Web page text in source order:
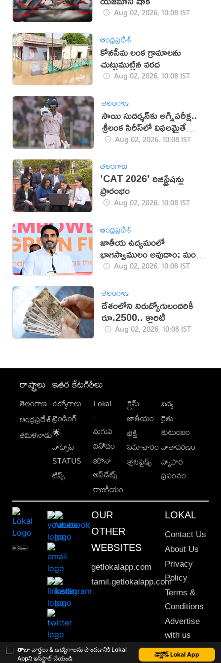
తాజా వార్తలు & ఉద్యోగాలను పొందడానికి Lokal
Appని ఇన్‌స్టాల్ చేయండి
డౌన్లోడ్ Lokal App
Aug 02, 2026, 10:08 IST
ఆంధ్రప్రదేశ్
కోనసీమ లంక గ్రామాలను
చుట్టుముట్టిన వరద
Aug 02, 2026, 10:08 IST
తెలంగాణ
సాయి సుదర్శన్‌కు అగ్నిపరీక్ష..
శ్రీలంక సిరీస్‌లో విఫలమైతే
కష్టమే!Aug 02, 2026, 10:08 IST
తెలంగాణ
’CAT 2026’ రిజిస్ట్రేషన్లు
ప్రారంభం
Aug 02, 2026, 10:08 IST
ఆంధ్రప్రదేశ్
జాతీయ ఉద్యమంలో
భాగస్వాములం అవుదాం: మంత్రి
లోకేశ్Aug 02, 2026, 10:08 IST
తెలంగాణ
దేశంలోని నిరుద్యోగులందరికీ
రూ.2500.. క్లారిటీ
Aug 02, 2026, 10:08 IST
రాష్ట్రాలు
తెలంగాణ
ఆంధ్రప్రదేశ్
తమిళనాడు
ఇతర కేటగిరీలు
ఉద్యోగాలు
ట్రెండింగ్
🌟
వాట్సాప్
STATUS
టిప్స్
Lokal
-
మగువ
వినోదం
కరోనా
అప్‌డేట్స్
రాజకీయం
క్రైమ్
జాతీయం
భక్తి
సమాచారం
క్లాసిఫైడ్స్
విద్య
రైతు
కుటుంబం
వాతావరణం
వ్యాపార
ప్రపంచం
OUR
OTHER
WEBSITES
getlokalapp.com
tamil.getlokalapp.com
LOKAL
Contact Us
About Us
Privacy
Policy
Terms &
Conditions
Advertise
with us
Sitemap
This material may not be published, transmitted, rewritten or redistributed. © 2020 Lokal App. All rights reserved.